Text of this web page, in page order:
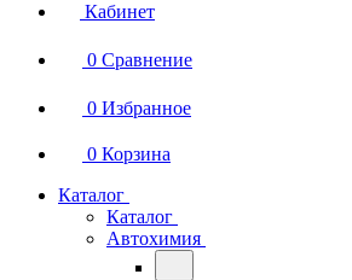
Кабинет
0 Сравнение
0 Избранное
0 Корзина
Каталог
Каталог
Автохимия